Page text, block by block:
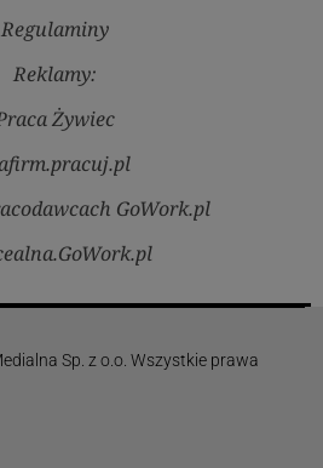
Regulaminy
Reklamy:
Żywiec
GoWork.pl
Sp. z o.o. Wszystkie prawa